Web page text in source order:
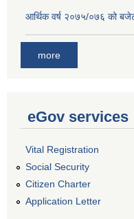
आर्थिक वर्ष २०७५/०७६ को
more
eGov services
Vital Registration
Social Security
Citizen Charter
Application Letter